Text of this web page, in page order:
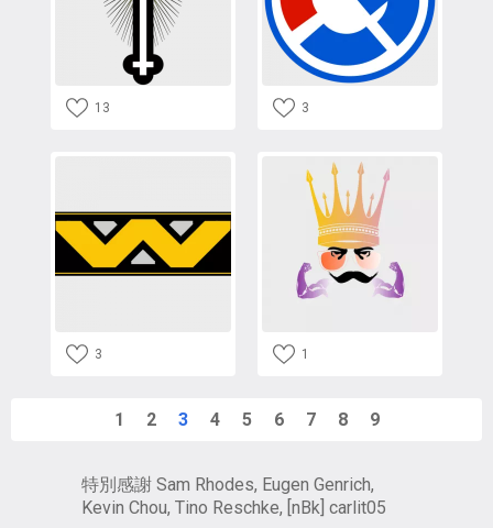
13 3
3 1
1 2 3 4 5 6 7 8 9
特別感謝 Sam Rhodes, Eugen Genrich,
Kevin Chou, Tino Reschke, [nBk] carlit05